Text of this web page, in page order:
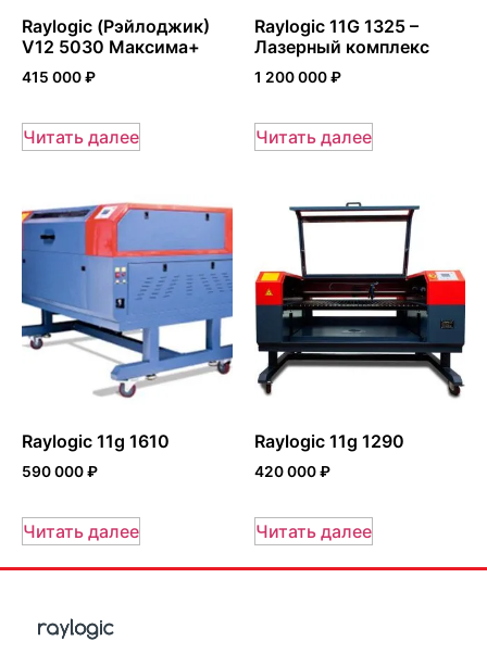
Raylogic (Рэйлоджик)
V12 5030 Максима+
415 000₽
Читать далее
Raylogic 11G 1325 –
Лазерный комплекс
1 200 000₽
Читать далее
Raylogic 11g 1610
590 000₽
Читать далее
Raylogic 11g 1290
420 000₽
Читать далее